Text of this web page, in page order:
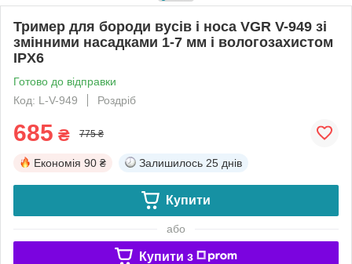
Тример для бороди вусів і носа VGR V-949 зі
змінними насадками 1-7 мм і вологозахистом
IPX6
Готово до відправки
Код: L-V-949
Роздріб
685 ₴ 775 ₴
Економія 90 ₴ Залишилось 25 днів
Купити
або
Купити з